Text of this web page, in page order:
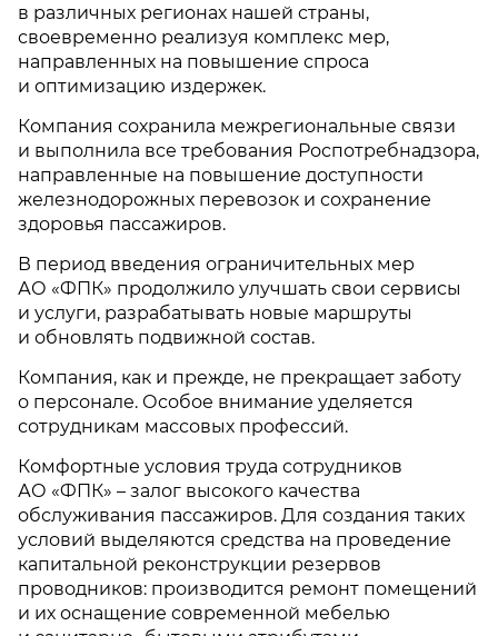
в различных регионах нашей страны,
своевременно реализуя комплекс мер,
направленных на повышение спроса
и оптимизацию издержек.
Компания сохранила межрегиональные связи
и выполнила все требования Роспотребнадзора,
направленные на повышение доступности
железнодорожных перевозок и сохранение
здоровья пассажиров.
В период введения ограничительных мер
АО «ФПК» продолжило улучшать свои сервисы
и услуги, разрабатывать новые маршруты
и обновлять подвижной состав.
Компания, как и прежде, не прекращает заботу
о персонале. Особое внимание уделяется
сотрудникам массовых профессий.
Комфортные условия труда сотрудников
АО «ФПК» – залог высокого качества
обслуживания пассажиров. Для создания таких
условий выделяются средства на проведение
капитальной реконструкции резервов
проводников: производится ремонт помещений
и их оснащение современной мебелью